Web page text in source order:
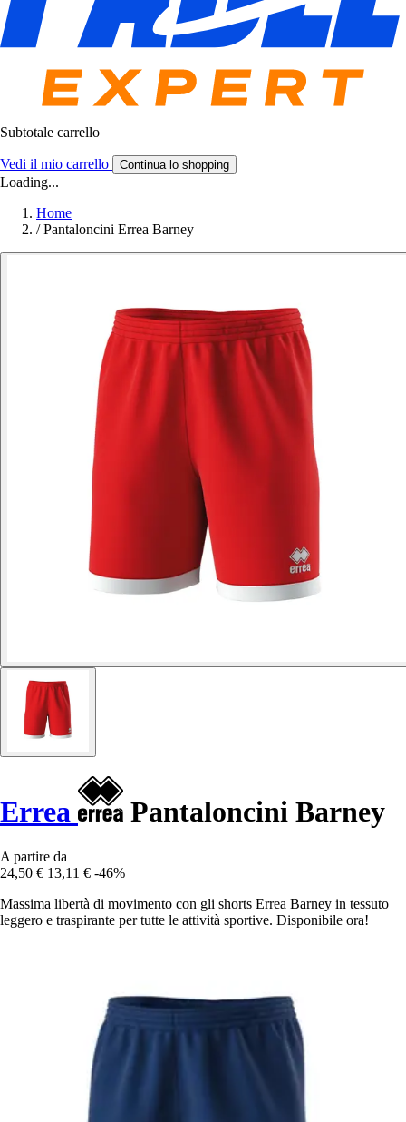
Subtotale carrello
Vedi il mio carrello Continua lo shopping
Loading...
Home
/ Pantaloncini Errea Barney
Errea Pantaloncini Barney
A partire da
24,50 € 13,11 € -46%
Massima libertà di movimento con gli shorts Errea Barney in tessuto
leggero e traspirante per tutte le attività sportive. Disponibile ora!